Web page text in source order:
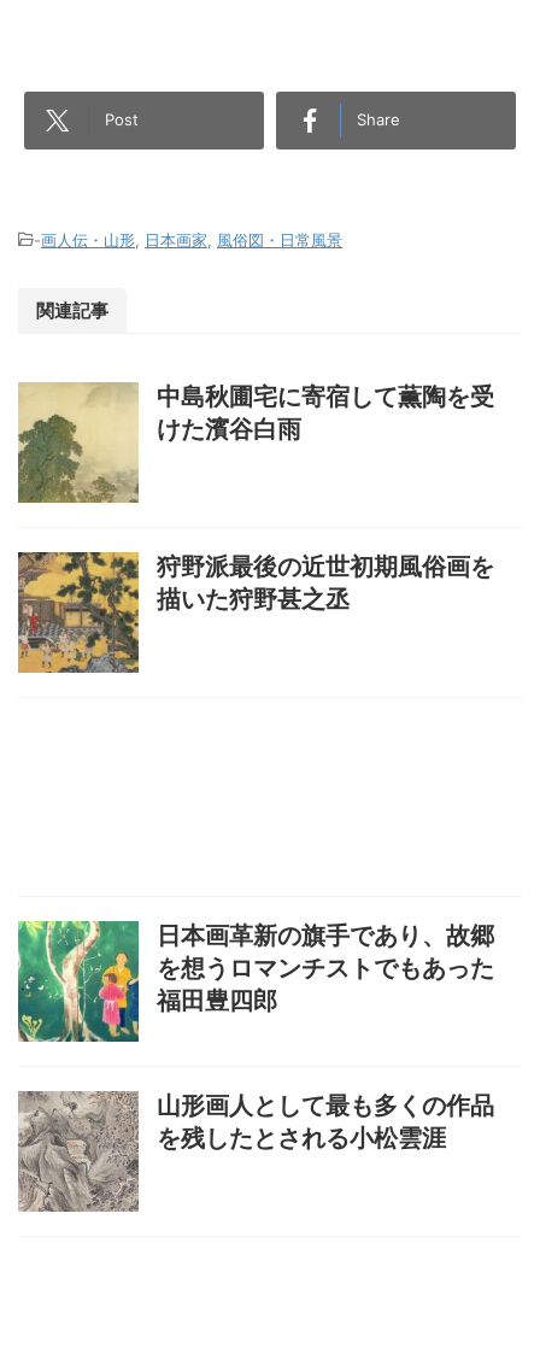
Post Share
-画人伝・山形, 日本画家, 風俗図・日常風景
関連記事
中島秋圃宅に寄宿して薫陶を受
けた濱谷白雨
狩野派最後の近世初期風俗画を
描いた狩野甚之丞
日本画革新の旗手であり、故郷
を想うロマンチストでもあった
福田豊四郎
山形画人として最も多くの作品
を残したとされる小松雲涯